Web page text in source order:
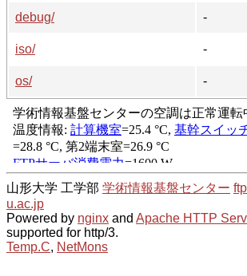
debug/
-
iso/
-
os/
-
山形大学 工学部 学術情報基盤センター
u.ac.jp
Powered by nginx and Apache HTTP
supported for http/3.
Temp.C, NetMons